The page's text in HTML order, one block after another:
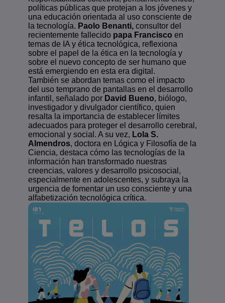
políticas públicas que protejan a los jóvenes y
una educación orientada al uso consciente de
la tecnología. Paolo Benanti, consultor del
recientemente fallecido papa Francisco en
temas de IA y ética tecnológica, reflexiona
sobre el papel de la ética en la tecnología y
sobre el nuevo concepto de ser humano que
está emergiendo en esta era digital.
También se abordan temas como el impacto
del uso temprano de pantallas en el desarrollo
infantil, señalado por David Bueno, biólogo,
investigador y divulgador científico, quien
resalta la importancia de establecer límites
adecuados para proteger el desarrollo cerebral,
emocional y social. A su vez, Lola S.
Almendros, doctora en Lógica y Filosofía de la
Ciencia, destaca cómo las tecnologías de la
información han transformado nuestras
creencias, valores y desarrollo psicosocial,
especialmente en adolescentes, y subraya la
urgencia de fomentar un uso consciente y una
alfabetización tecnológica crítica.